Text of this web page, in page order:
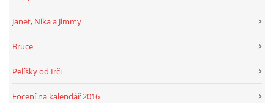
Janet, Nika a Jimmy
Bruce
Pelíšky od Irči
Focení na kalendář 2016